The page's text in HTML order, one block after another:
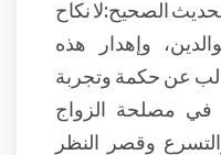
الصحيح:لا نكاح
وإهدار هذه
عن حكمة وتجربة
في مصلحة الزواج
وقصر النظر